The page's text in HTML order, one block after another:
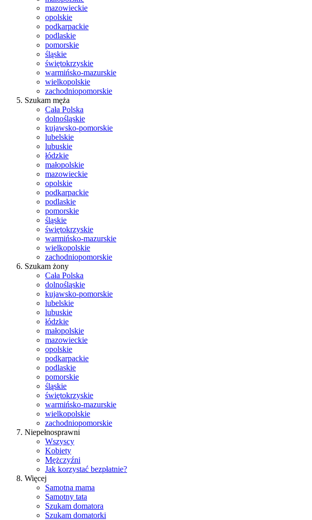
mazowieckie
opolskie
podkarpackie
podlaskie
pomorskie
śląskie
świętokrzyskie
warmińsko-mazurskie
wielkopolskie
zachodniopomorskie
Szukam męża
Cała Polska
dolnośląskie
kujawsko-pomorskie
lubelskie
lubuskie
łódzkie
małopolskie
mazowieckie
opolskie
podkarpackie
podlaskie
pomorskie
śląskie
świętokrzyskie
warmińsko-mazurskie
wielkopolskie
zachodniopomorskie
Szukam żony
Cała Polska
dolnośląskie
kujawsko-pomorskie
lubelskie
lubuskie
łódzkie
małopolskie
mazowieckie
opolskie
podkarpackie
podlaskie
pomorskie
śląskie
świętokrzyskie
warmińsko-mazurskie
wielkopolskie
zachodniopomorskie
Niepełnosprawni
Wszyscy
Kobiety
Mężczyźni
Jak korzystać bezpłatnie?
Więcej
Samotna mama
Samotny tata
Szukam domatora
Szukam domatorki